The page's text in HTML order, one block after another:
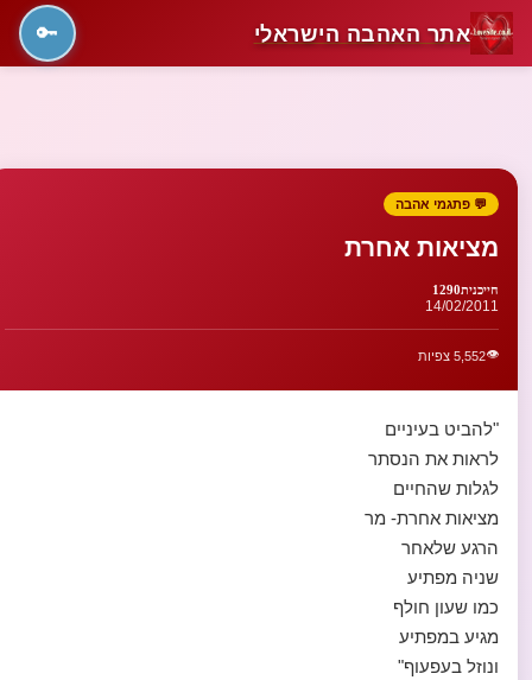
אתר האהבה הישראלי 🔑
💬 פתגמי אהבה
מציאות אחרת
חייכנית1290
14/02/2011
👁️5,552 צפיות
"להביט בעיניים
לראות את הנסתר
לגלות שהחיים
מציאות אחרת- מר
הרגע שלאחר
שניה מפתיע
כמו שעון חולף
מגיע במפתיע
ונוזל בעפעוף"